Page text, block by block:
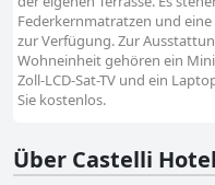
Federkernmatratzen und eine
zur Verfügung. Zur
Wohneinheit gehören ein
Zoll-LCD-Sat-TV und ein
Sie kostenlos.
Über Castelli